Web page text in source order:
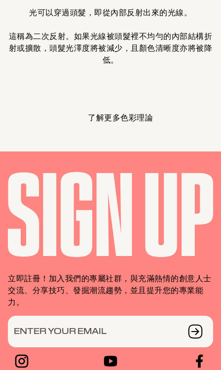
光可以穿過頭髮，即從內部反射出來的光線。
這稱為二次反射。如果光線被頭髮裡不均勻的內部結構折
射或擴散，頭髮光澤度將被減少，且顏色清晰度亦將被降
低。
了解更多色彩理論
立即註冊！加入我們的專屬社群，與充滿熱情的創意人士
交流、分享技巧、發掘潮流趨勢，並且提升您的專業能
力。
ENTER YOUR EMAIL